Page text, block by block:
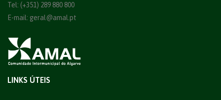
Tel: (+351) 289 880 800
E-mail: geral@amal.pt
LINKS ÚTEIS